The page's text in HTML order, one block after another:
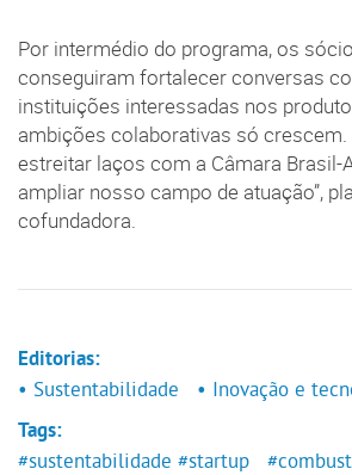
Por intermédio do programa, os
conseguiram fortalecer conversas
instituições interessadas nos
ambições colaborativas só crescem.
estreitar laços com a Câmara Brasil-
ampliar nosso campo de atuação”,
cofundadora.
Editorias:
• Sustentabilidade
• Inovação e
Tags:
#sustentabilidade #startup